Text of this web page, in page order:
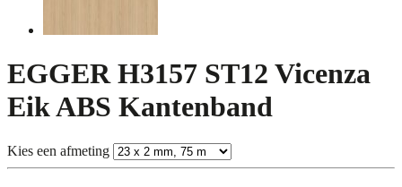
EGGER H3157 ST12 Vicenza
Eik ABS Kantenband
Kies een afmeting